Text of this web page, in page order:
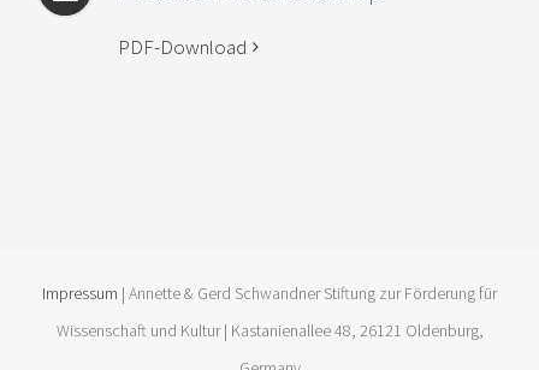
PDF-Download
Impressum | Annette & Gerd Schwandner Stiftung zur Förderung für
Wissenschaft und Kultur | Kastanienallee 48, 26121 Oldenburg,